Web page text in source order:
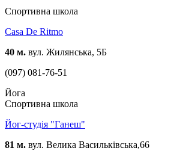
Спортивна школа
Casa De Ritmo
40 м. вул. Жилянська, 5Б
(097) 081-76-51
Йога
Спортивна школа
Йог-студія "Ганеш"
81 м. вул. Велика Васильківська,66